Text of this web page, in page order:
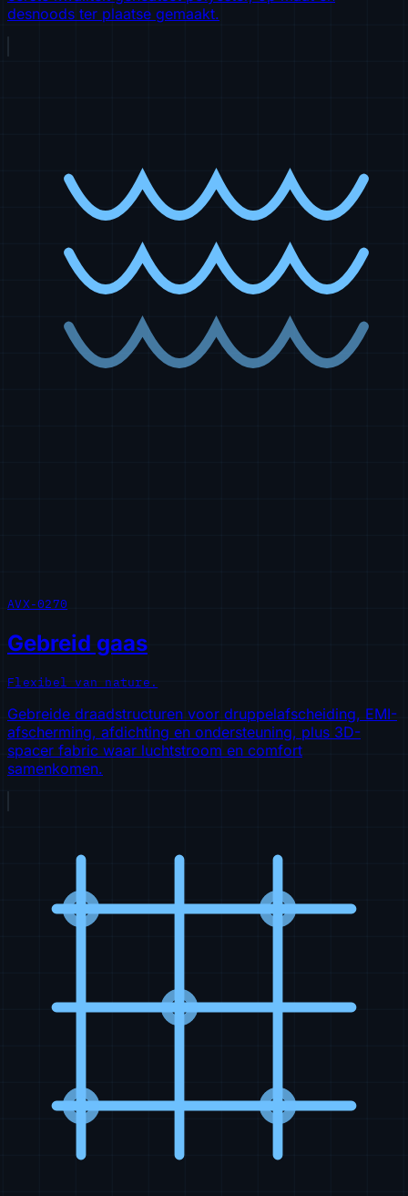
desnoods ter plaatse gemaakt.
AVX-0270
Gebreid gaas
Flexibel van nature.
Gebreide draadstructuren voor druppelafscheiding, EMI-
afscherming, afdichting en ondersteuning, plus 3D-
spacer fabric waar luchtstroom en comfort
samenkomen.